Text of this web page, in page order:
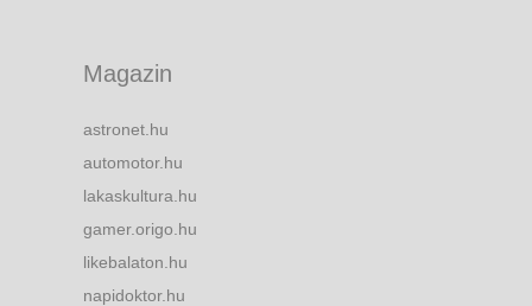
Magazin
astronet.hu
automotor.hu
lakaskultura.hu
gamer.origo.hu
likebalaton.hu
napidoktor.hu